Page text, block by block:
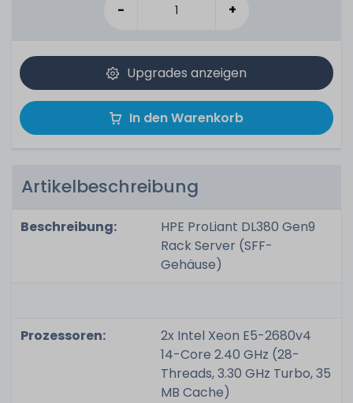
- +
Upgrades anzeigen
In den Warenkorb
Artikelbeschreibung
Beschreibung:
HPE ProLiant DL380 Gen9
Rack Server (SFF-
Gehäuse)
Prozessoren:
2x Intel Xeon E5-2680v4
14-Core 2.40 GHz (28-
Threads, 3.30 GHz Turbo, 35
MB Cache)